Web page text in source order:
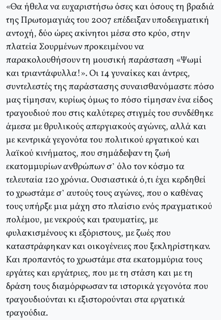
«Θα ήθελα να ευχαριστήσω όσες και όσους τη βραδιά
της Πρωτομαγιάς του 2007 επέδειξαν υποδειγματική
αντοχή, δύο ώρες ακίνητοι μέσα στο κρύο, στην
πλατεία Σουρμένων προκειμένου να
παρακολουθήσουν τη μουσική παράσταση «Ψωμί
και τριαντάφυλλα!». Oι 14 γυναίκες και άντρες,
συντελεστές της παράστασης συναισθανόμαστε πόσο
μας τίμησαν, κυρίως όμως το πόσο τίμησαν ένα είδος
τραγουδιού που στις καλύτερες στιγμές του συνδέθηκε
άμεσα με θρυλικούς απεργιακούς αγώνες, αλλά και
με κεντρικά γεγονότα του πολιτικού εργατικού και
λαϊκού κινήματος, που σημάδεψαν τη ζωή
εκατομμυρίων ανθρώπων σ’ όλο τον κόσμο τα
τελευταία 120 χρόνια. Oυσιαστικά ό,τι έχει κερδηθεί
το χρωστάμε σ’ αυτούς τους αγώνες, που ο καθένας
τους υπήρξε μια μάχη στο πλαίσιο ενός πραγματικού
πολέμου, με νεκρούς και τραυματίες, με
φυλακισμένους κι εξόριστους, με ζωές που
καταστράφηκαν και οικογένειες που ξεκληρίστηκαν.
Kαι προπαντός το χρωστάμε στα εκατομμύρια τους
εργάτες και εργάτριες, που με τη στάση και με τη
δράση τους διαμόρφωσαν τα ιστορικά γεγονότα που
τραγουδιούνται κι εξιστορούνται στα εργατικά
τραγούδια.